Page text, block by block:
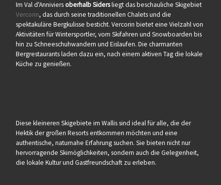
Im Val d'Anniviersoberhalb Sidersliegt das beschauliche Skigebiet
Vercorin, das durch seine traditionellen Chalets und die
spektakuläre Bergkulisse besticht. Vercorin bietet eine Vielzahl von
Aktivitäten für Wintersportler, vom Skifahren und Snowboarden bis
hin zu Schneeschuhwandern und Eislaufen. Die charmanten
Bergrestaurants laden dazu ein, nach einem aktiven Tag die lokale
Küche zu genießen.
Diese kleineren Skigebiete im Wallis sind ideal für alle, die der
Hektik der großen Resorts entkommen möchten und eine
authentische, naturnahe Erfahrung suchen. Sie bieten nicht nur
hervorragende Skimöglichkeiten, sondern auch die Gelegenheit,
die lokale Kultur und Gastfreundschaft zu erleben.